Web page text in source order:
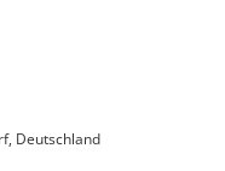
Deutschland